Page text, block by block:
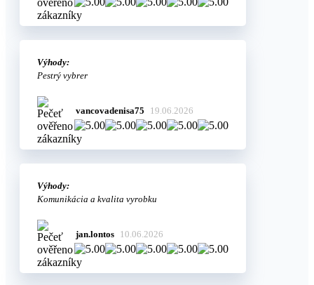
Výhody:
Pestrý vybrer
vancovadenisa75 19.06.2026
Výhody:
Komunikácia a kvalita vyrobku
jan.lontos 10.06.2026